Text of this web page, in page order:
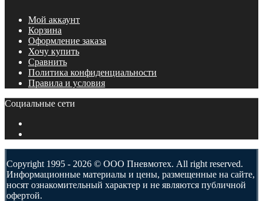
Мой аккаунт
Корзина
Оформление заказа
Хочу купить
Сравнить
Политика конфиденциальности
Правила и условия
Социальные сети
Copyright 1995 - 2026 © ООО Пневмотех. All right reserved.
Информационные материалы и цены, размещенные на сайте,
носят ознакомительный характер и не являются публичной
офертой.